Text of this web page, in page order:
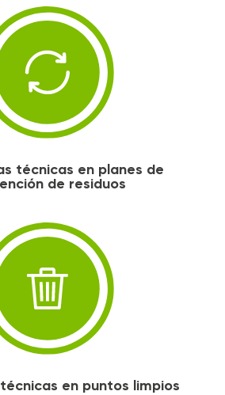
técnicas en planes de
de residuos
en puntos limpios